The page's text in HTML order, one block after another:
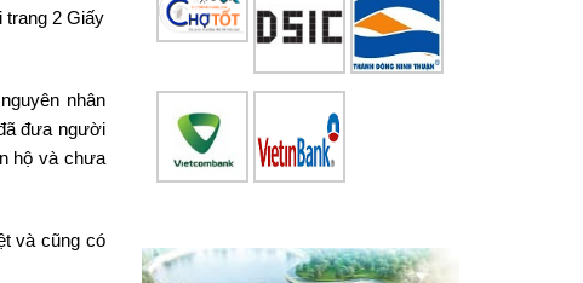
trang 2 Giấy
nhân
đưa người
hộ và chưa
và cũng có